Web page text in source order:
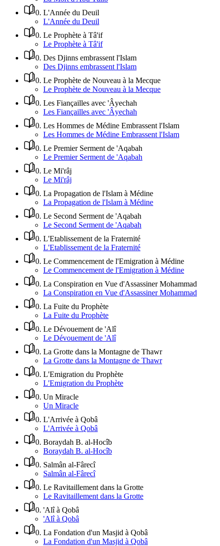
0. L'Année du Deuil
L'Année du Deuil
0. Le Prophète à Tâ'if
Le Prophète à Tâ'if
0. Des Djinns embrassent l'Islam
Des Djinns embrassent l'Islam
0. Le Prophète de Nouveau à la Mecque
Le Prophète de Nouveau à la Mecque
0. Les Fiançailles avec 'Âyechah
Les Fiançailles avec 'Âyechah
0. Les Hommes de Médine Embrassent l'Islam
Les Hommes de Médine Embrassent l'Islam
0. Le Premier Serment de 'Aqabah
Le Premier Serment de 'Aqabah
0. Le Mi'râj
Le Mi'râj
0. La Propagation de l'Islam à Médine
La Propagation de l'Islam à Médine
0. Le Second Serment de 'Aqabah
Le Second Serment de 'Aqabah
0. L'Etablissement de la Fraternité
L'Etablissement de la Fraternité
0. Le Commencement de l'Emigration à Médine
Le Commencement de l'Emigration à Médine
0. La Conspiration en Vue d'Assassiner Mohammad
La Conspiration en Vue d'Assassiner Mohammad
0. La Fuite du Prophète
La Fuite du Prophète
0. Le Dévouement de 'Alî
Le Dévouement de 'Alî
0. La Grotte dans la Montagne de Thawr
La Grotte dans la Montagne de Thawr
0. L'Emigration du Prophète
L'Emigration du Prophète
0. Un Miracle
Un Miracle
0. L'Arrivée à Qobâ
L'Arrivée à Qobâ
0. Boraydah B. al-Hocîb
Boraydah B. al-Hocîb
0. Salmân al-Fârecî
Salmân al-Fârecî
0. Le Ravitaillement dans la Grotte
Le Ravitaillement dans la Grotte
0. 'Alî à Qobâ
'Alî à Qobâ
0. La Fondation d'un Masjid à Qobâ
La Fondation d'un Masjid à Qobâ